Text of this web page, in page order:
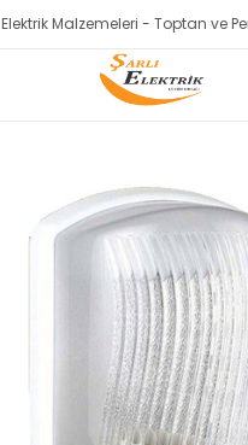
Elektrik Malzemeleri - Toptan ve